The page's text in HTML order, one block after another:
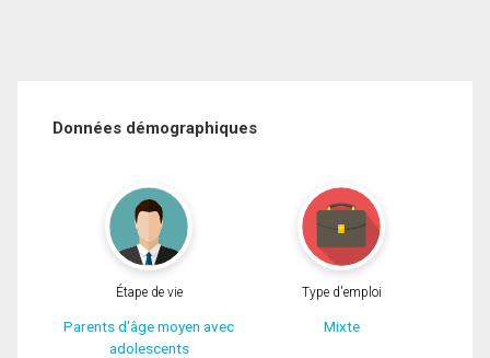
Données démographiques
Étape de vie
Parents d'âge moyen avec
adolescents
Type d'emploi
Mixte